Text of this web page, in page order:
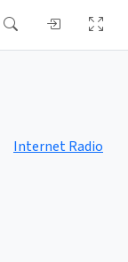
Internet Radio